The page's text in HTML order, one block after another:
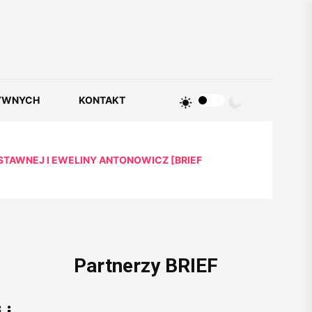
KONTAKT
I EWELINY ANTONOWICZ [BRIEF
Partnerzy BRIEF